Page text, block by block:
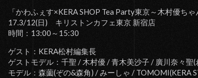
「かわふぇす×KERA SHOP Tea Party東京～木村優ち
17.3/12(日) キリストンカフェ東京 新宿店
時間：13:00～15:30
ゲスト：KERA松村編集長
ゲストモデル：千聖 / 木村優 / 青木美沙子 / 廣川奈々聖
モデル：森薗(ぞの&森角) / みーしゃ / TOMOMI(KERA